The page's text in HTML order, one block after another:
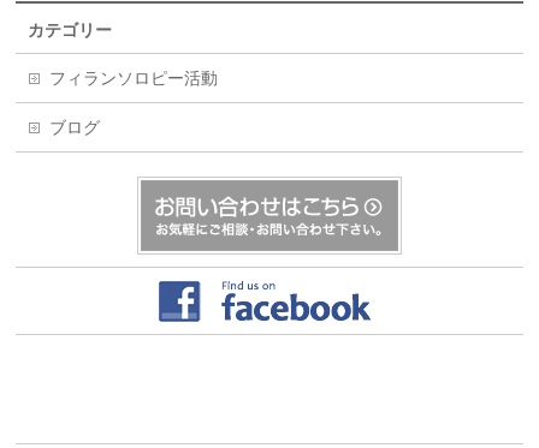
カテゴリー
フィランソロピー活動
ブログ